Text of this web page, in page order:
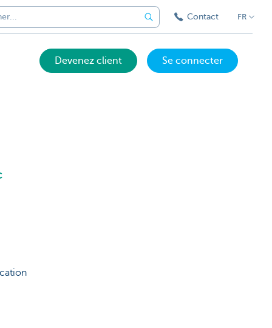
Contact FR
Devenez client Se connecter